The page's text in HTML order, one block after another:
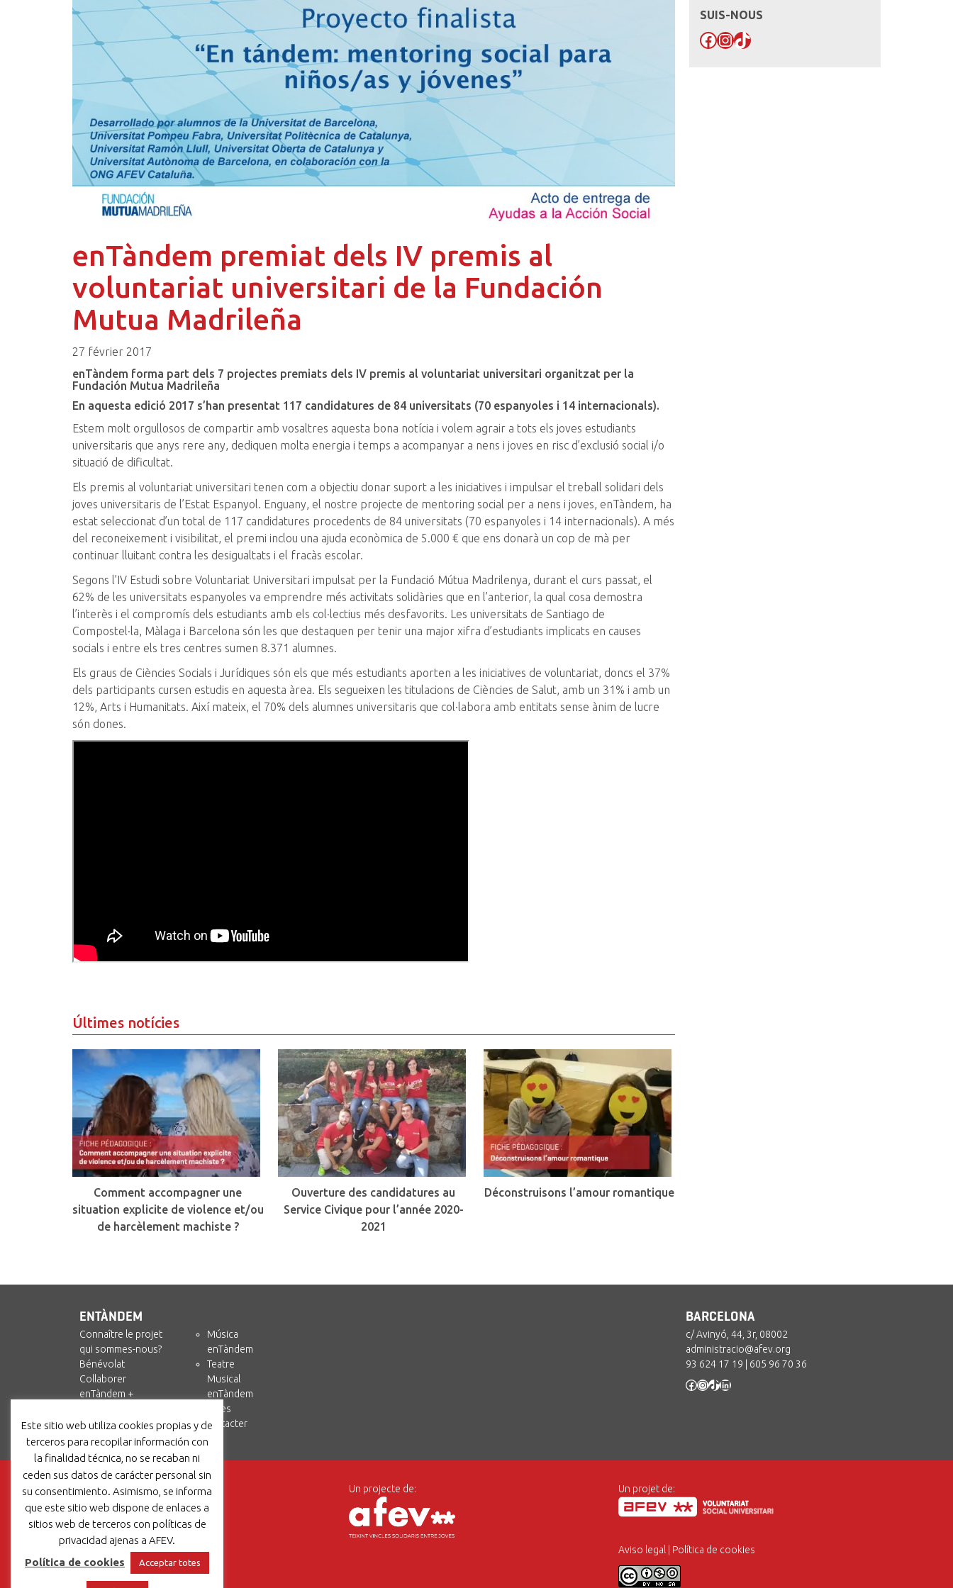
enTàndem premiat dels IV premis al
voluntariat universitari de la Fundación
Mutua Madrileña
27 février 2017
enTàndem forma part dels 7 projectes premiats dels IV premis al voluntariat universitari organitzat per la
Fundación Mutua Madrileña
En aquesta edició 2017 s’han presentat 117 candidatures de 84 universitats (70 espanyoles i 14 internacionals).
Estem molt orgullosos de compartir amb vosaltres aquesta bona notícia i volem agrair a tots els joves estudiants
universitaris que anys rere any, dediquen molta energia i temps a acompanyar a nens i joves en risc d’exclusió social i/o
situació de dificultat.
Els premis al voluntariat universitari tenen com a objectiu donar suport a les iniciatives i impulsar el treball solidari dels
joves universitaris de l’Estat Espanyol. Enguany, el nostre projecte de mentoring social per a nens i joves, enTàndem, ha
estat seleccionat d’un total de 117 candidatures procedents de 84 universitats (70 espanyoles i 14 internacionals). A més
del reconeixement i visibilitat, el premi inclou una ajuda econòmica de 5.000 € que ens donarà un cop de mà per
continuar lluitant contra les desigualtats i el fracàs escolar.
Segons l’IV Estudi sobre Voluntariat Universitari impulsat per la Fundació Mútua Madrilenya, durant el curs passat, el
62% de les universitats espanyoles va emprendre més activitats solidàries que en l’anterior, la qual cosa demostra
l’interès i el compromís dels estudiants amb els col·lectius més desfavorits. Les universitats de Santiago de
Compostel·la, Màlaga i Barcelona són les que destaquen per tenir una major xifra d’estudiants implicats en causes
socials i entre els tres centres sumen 8.371 alumnes.
Els graus de Ciències Socials i Jurídiques són els que més estudiants aporten a les iniciatives de voluntariat, doncs el 37%
dels participants cursen estudis en aquesta àrea. Els segueixen les titulacions de Ciències de Salut, amb un 31% i amb un
12%, Arts i Humanitats. Així mateix, el 70% dels alumnes universitaris que col·labora amb entitats sense ànim de lucre
són dones.
Últimes notícies
Comment accompagner une
situation explicite de violence et/ou
de harcèlement machiste ?
Ouverture des candidatures au
Service Civique pour l’année 2020-
2021
Déconstruisons l’amour romantique
SUIS-NOUS
Facebook
Instagram
TikTok
ENTÀNDEM
Connaître le projet
qui sommes-nous?
Bénévolat
Collaborer
enTàndem +
Música
enTàndem
Teatre
Musical
enTàndem
Ressources
Nous contacter
BARCELONA
c/ Avinyó, 44, 3r, 08002
administracio@afev.org
93 624 17 19
605 96 70 36
Facebook
Instagram
TikTok
LinkedIn
Un projecte de: Un projet de:
Aviso legal Política de cookies
Este sitio web utiliza cookies propias y de
terceros para recopilar información con
la finalidad técnica, no se recaban ni
ceden sus datos de carácter personal sin
su consentimiento. Asimismo, se informa
que este sitio web dispone de enlaces a
sitios web de terceros con políticas de
privacidad ajenas a AFEV.
Política de cookies
Acceptar totes